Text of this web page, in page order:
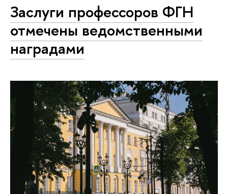
Заслуги профессоров ФГН
отмечены ведомственными
наградами